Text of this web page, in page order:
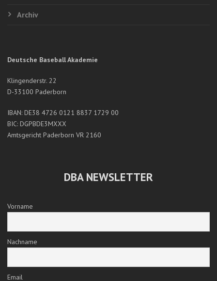
Archiv
Deutsche Baseball Akademie
Klingenderstr. 22
D-33100 Paderborn
IBAN: DE38 4726 0121 8837 1729 00
BIC: DGPBDE3MXXX
Amtsgericht Paderborn VR 2160
DBA NEWSLETTER
Vorname
Nachname
Email